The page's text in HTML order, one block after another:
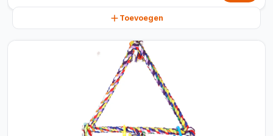
Toevoegen